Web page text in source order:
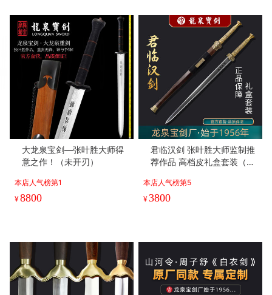
大龙泉宝剑—张叶胜大师得
意之作！（未开刃）
本店人气榜第1
¥8800
君临汉剑 张叶胜大师监制推
荐作品 高档皮礼盒套装（未
本店人气榜第5
¥3800